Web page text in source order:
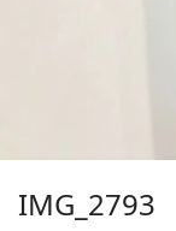
IMG_2793